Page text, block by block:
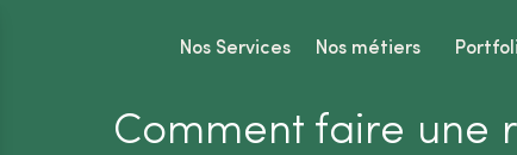
Nos Services Nos métiers
Comment faire une